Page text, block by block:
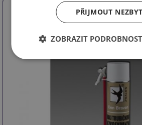
Pěna MAXI trubičková
PŘIJMOUT
ZOBRAZIT